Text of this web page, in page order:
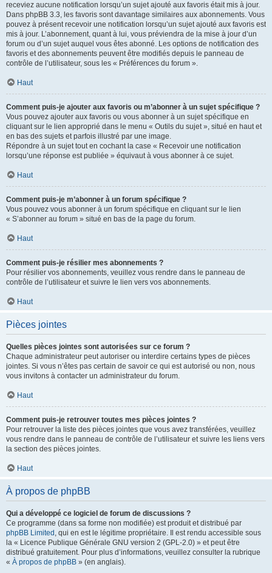
receviez aucune notification lorsqu’un sujet ajouté aux favoris était mis à jour.
Dans phpBB 3.3, les favoris sont davantage similaires aux abonnements. Vous
pouvez à présent recevoir une notification lorsqu’un sujet ajouté aux favoris est
mis à jour. L’abonnement, quant à lui, vous préviendra de la mise à jour d’un
forum ou d’un sujet auquel vous êtes abonné. Les options de notification des
favoris et des abonnements peuvent être modifiés depuis le panneau de
contrôle de l’utilisateur, sous les « Préférences du forum ».
Haut
Comment puis-je ajouter aux favoris ou m’abonner à un sujet spécifique ?
Vous pouvez ajouter aux favoris ou vous abonner à un sujet spécifique en
cliquant sur le lien approprié dans le menu « Outils du sujet », situé en haut et
en bas des sujets et parfois illustré par une image.
Répondre à un sujet tout en cochant la case « Recevoir une notification
lorsqu’une réponse est publiée » équivaut à vous abonner à ce sujet.
Haut
Comment puis-je m’abonner à un forum spécifique ?
Vous pouvez vous abonner à un forum spécifique en cliquant sur le lien
« S’abonner au forum » situé en bas de la page du forum.
Haut
Comment puis-je résilier mes abonnements ?
Pour résilier vos abonnements, veuillez vous rendre dans le panneau de
contrôle de l’utilisateur et suivre le lien vers vos abonnements.
Haut
Pièces jointes
Quelles pièces jointes sont autorisées sur ce forum ?
Chaque administrateur peut autoriser ou interdire certains types de pièces
jointes. Si vous n’êtes pas certain de savoir ce qui est autorisé ou non, nous
vous invitons à contacter un administrateur du forum.
Haut
Comment puis-je retrouver toutes mes pièces jointes ?
Pour retrouver la liste des pièces jointes que vous avez transférées, veuillez
vous rendre dans le panneau de contrôle de l’utilisateur et suivre les liens vers
la section des pièces jointes.
Haut
À propos de phpBB
Qui a développé ce logiciel de forum de discussions ?
Ce programme (dans sa forme non modifiée) est produit et distribué par
phpBB Limited , qui en est le légitime propriétaire. Il est rendu accessible sous
la « Licence Publique Générale GNU version 2 (GPL-2.0) » et peut être
distribué gratuitement. Pour plus d’informations, veuillez consulter la rubrique
« À propos de phpBB » (en anglais).